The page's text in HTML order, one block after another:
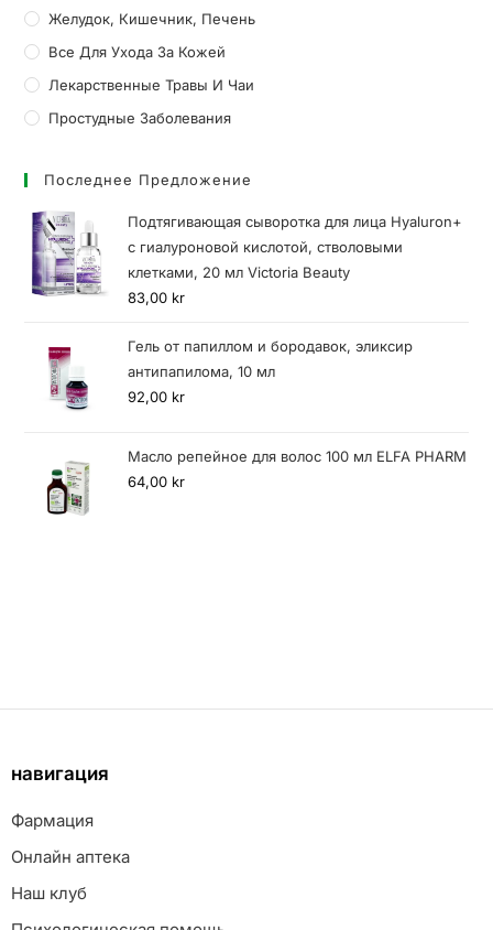
Желудок, Кишечник, Печень
Все Для Ухода За Кожей
Лекарственные Травы И Чаи
Простудные Заболевания
Последнее Предложение
Подтягивающая сыворотка для лица Hyaluron+
с гиалуроновой кислотой, стволовыми
клетками, 20 мл Victoria Beauty
83,00 kr
Гель от папиллом и бородавок, эликсир
антипапилома, 10 мл
92,00 kr
Масло репейное для волос 100 мл ELFA PHARM
64,00 kr
навигация
Фармация
Онлайн аптека
Наш клуб